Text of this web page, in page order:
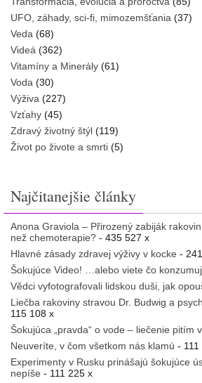
UFO, záhady, sci-fi, mimozemšťania (37)
Veda (68)
Videá (362)
Vitamíny a Minerály (61)
Voda (30)
Výživa (227)
Vzťahy (45)
Zdravý životný štýl (119)
Život po živote a smrti (5)
Najčitanejšie články
Anona Graviola – Přirozený zabiják
než chemoterapie? - 435 527 x
Hlavné zásady zdravej výživy v kocke -
Šokujúce Video! …alebo viete čo
Vědci vyfotografovali lidskou duši, jak
Liečba rakoviny stravou Dr. Budwig a
115 108 x
Šokujúca „pravda“ o vode – liečenie pitím
Neuveríte, v čom všetkom nás klamú - 111
Experimenty v Rusku prinášajú šokujúce
nepíše - 111 225 x